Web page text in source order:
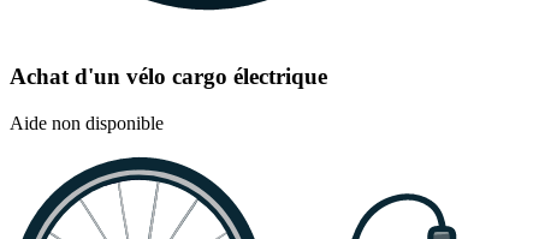
Achat d'un vélo cargo électrique
Aide non disponible